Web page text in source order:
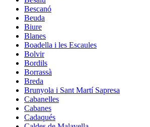
Bescanó
Beuda
Biure
Blanes
Boadella i les Escaules
Bolvir
Bordils
Borrassà
Breda
Brunyola i Sant Martí Sapresa
Cabanelles
Cabanes
Cadaqués